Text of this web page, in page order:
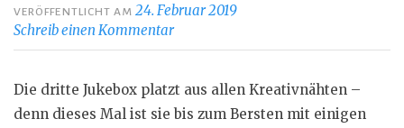
VERÖFFENTLICHT AM24. Februar 2019
Schreib einen Kommentar
Die dritte Jukebox platzt aus allen Kreativnähten –
denn dieses Mal ist sie bis zum Bersten mit einigen